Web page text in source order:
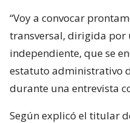
“Voy a convocar
transversal, dirigida por
independiente, que se
estatuto administrativo
durante una entrevista
Según explicó el titular